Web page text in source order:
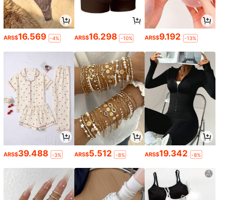
ARS$16.569 -4% ARS$16.298 -10% ARS$9.192 -13%
ARS$39.488 -3% ARS$5.512 -8% ARS$19.342 -8%